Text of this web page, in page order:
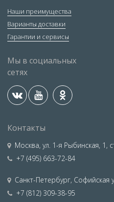
Наши преимущества
Варианты доставки
Гарантии и сервисы
Мы в социальных
сетях
Контакты
Москва, ул. 1-я Рыбинская, 1,
+7 (495) 663-72-84
Санкт-Петербург, Софийская
+7 (812) 309-38-95